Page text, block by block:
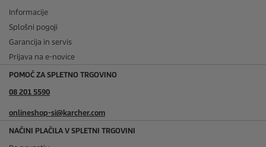
Informacije
Splošni pogoji
Garancija in servis
Prijava na e-novice
POMOČ ZA SPLETNO TRGOVINO
08 201 5590
onlineshop-si@karcher.com
NAČINI PLAČILA V SPLETNI TRGOVINI